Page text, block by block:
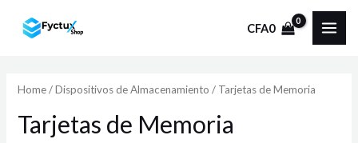
CFA0
Home/Dispositivos de Almacenamiento / Tarjetas de Memoria
Tarjetas de Memoria